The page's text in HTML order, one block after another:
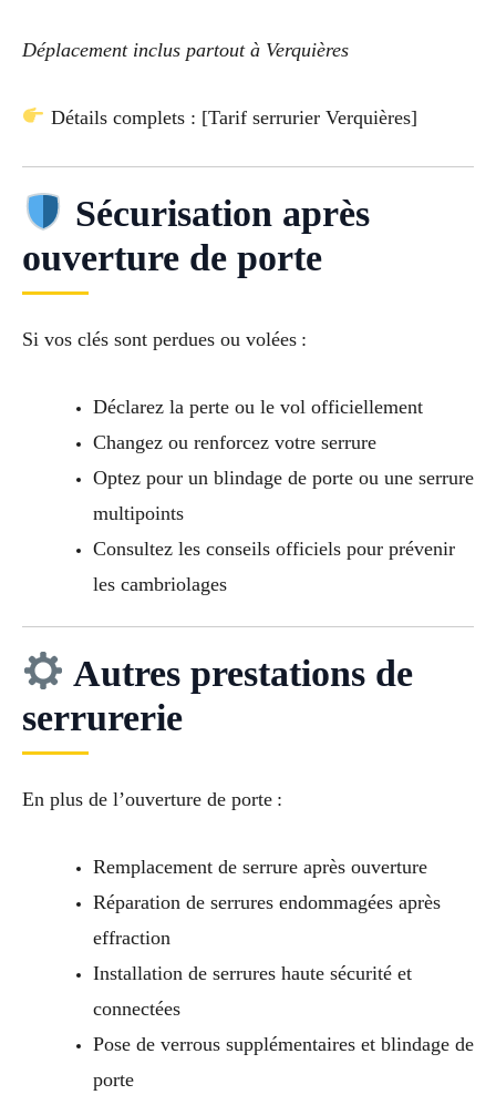
Déplacement inclus partout à Verquières
Détails complets : [Tarif serrurier Verquières]
Sécurisation après
ouverture de porte
Si vos clés sont perdues ou volées :
Déclarez la perte ou le vol officiellement
Changez ou renforcez votre serrure
Optez pour un blindage de porte ou une serrure
multipoints
Consultez les conseils officiels pour prévenir
les cambriolages
Autres prestations de
serrurerie
En plus de l’ouverture de porte :
Remplacement de serrure après ouverture
Réparation de serrures endommagées après
effraction
Installation de serrures haute sécurité et
connectées
Pose de verrous supplémentaires et blindage de
porte